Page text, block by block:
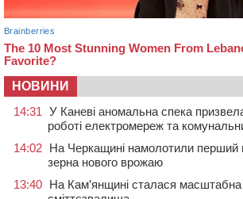
НОВИНИ
14:31 У Каневі аномальна спека
роботі електромереж та
14:02 На Черкащині намолотили перший
зерна нового врожаю
13:40 На Кам’янщині сталася